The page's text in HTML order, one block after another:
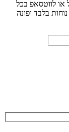
או לווטסאפ בכל
בלבד ופונה